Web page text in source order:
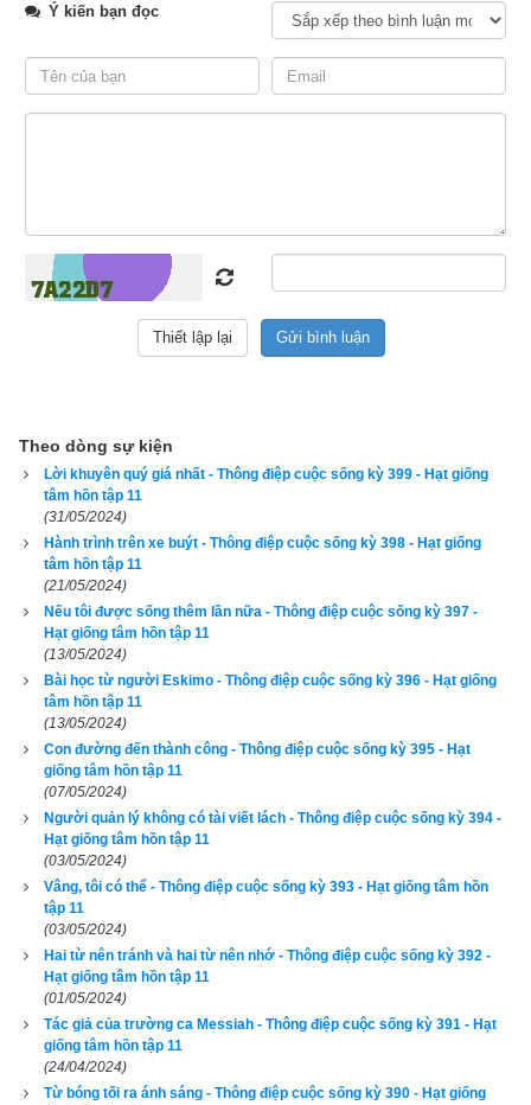
giờ có đủ tiền để làm điều chúng tôi cần, hoặc muốn làm.
Tôi cố gắng tìm nhà, nhưng ở đâu chúng tôi cũng cảm thấy
không thích hợp. Căn hộ đầu tiên của chúng tôi có một phòng
Shane một cái giường lớn hơn.
Nó vẫn ngủ trong cái nôi tí hơn khi chúng tôi chuyển sang căn
cứng lại vào mùa đông - và hành lang trống trải là phòng ngủ
phiền chuyện nó không có cha.
Đáng buồn là, ngay khi tôi bắt đầu hẹn hò với một người đàn
ông khác thì tôi lại chuyển nhà thêm lần nữa. Lần này là một
chiếc nhà xe lưu động cho thuê. Cuộc sống thiếu thốn của con
trai tôi và tôi trong chiếc rờ-mooc đủ để dập tắt ý muốn ra
riêng của tôi.
Mang tâm trạng nhẹ nhõm, tôi quay trở về nhà cha mẹ. Họ
nhân ái đón nhận tôi và cháu ngoại của họ vào nhà. Ớ đó, lò
sưỏi được mở hai mươi bốn giờ mỗi ngày và đường ống
nước không bị đông cứng. Con trai tôi có phòng riêng, và một
cái giường phù hợp với chiều cao của nó. Cha mẹ luôn có
mặt để giúp đỡ hai mẹ con tôi. Bốn người anh trai cũng vậy.
Mỗi khi ghé vào thăm, họ đều chơi với đứa cháu nhỏ và cho
nó thấy tình phụ tử là như thế nào, giống như cha tôi vậy.
Nhưng, mặc cho mọi tình thương bao trùm quanh Shane, tôi
vẫn không vui. Mặc cho bao thăng trầm đến và đi trong cuộc
đời, tôi vẫn chưa rút ra bài học rằng mọi điều trong cuộc sống
không thể và không chỉ dành cho một mình tôi. Nói thật, trong
khi ngồi ngoài hiên với mẹ, tôi đã than vãn đủ thứ một cách
cay đắng.
Ý kiến bạn đọc
Theo dòng sự kiện
Lời khuyên quý giá nhất - Thông điệp cuộc sống kỳ 399 - Hạt giống
tâm hồn tập 11
(31/05/2024)
Hành trình trên xe buýt - Thông điệp cuộc sống kỳ 398 - Hạt giống
tâm hồn tập 11
(21/05/2024)
Nếu tôi được sống thêm lần nữa - Thông điệp cuộc sống kỳ 397 -
Hạt giống tâm hồn tập 11
(13/05/2024)
Bài học từ người Eskimo - Thông điệp cuộc sống kỳ 396 - Hạt giống
tâm hồn tập 11
(13/05/2024)
Con đường đến thành công - Thông điệp cuộc sống kỳ 395 - Hạt
giống tâm hồn tập 11
(07/05/2024)
Người quản lý không có tài viết lách - Thông điệp cuộc sống kỳ 394 -
Hạt giống tâm hồn tập 11
(03/05/2024)
Vâng, tôi có thể - Thông điệp cuộc sống kỳ 393 - Hạt giống tâm hồn
tập 11
(03/05/2024)
Hai từ nên tránh và hai từ nên nhớ - Thông điệp cuộc sống kỳ 392 -
Hạt giống tâm hồn tập 11
(01/05/2024)
Tác giả của trường ca Messiah - Thông điệp cuộc sống kỳ 391 - Hạt
giống tâm hồn tập 11
(24/04/2024)
Từ bóng tối ra ánh sáng - Thông điệp cuộc sống kỳ 390 - Hạt giống